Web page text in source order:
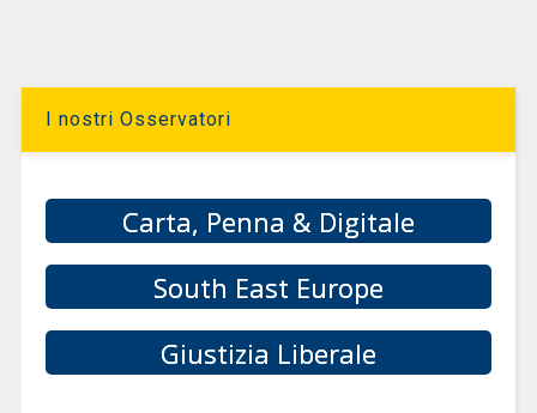
I nostri Osservatori
Carta, Penna & Digitale
South East Europe
Giustizia Liberale